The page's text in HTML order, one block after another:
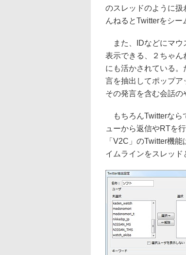
のスレッドのように扱
んねるとTwitterをシー
また、IDなどにマウ
表示できる、２ちゃ
にも活かされている
言を抽出してポップ
その発言を含む会話の
もちろんTwitterなら
ューから返信やRTを
「V2C」のTwitter機
イムラインをスレッド